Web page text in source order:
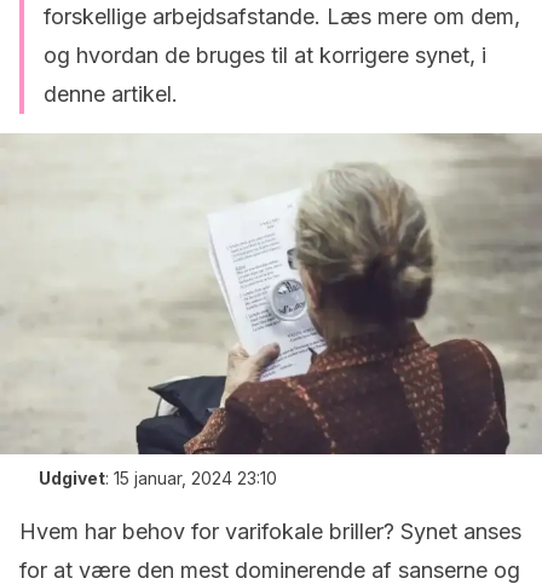
forskellige arbejdsafstande. Læs mere om dem,
og hvordan de bruges til at korrigere synet, i
denne artikel.
Udgivet: 15 januar, 2024 23:10
Hvem har behov for varifokale briller? Synet anses
for at være den mest dominerende af sanserne og